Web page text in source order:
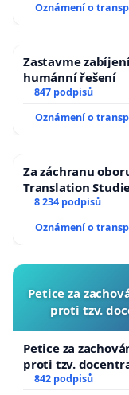
Oznámení o
Zastavme
humánní řešení
847 podpisů
Oznámení o
Za záchranu
Translation
University
8 234 podpisů
Oznámení o
Petice za
proti tzv.
Petice za
proti tzv.
842 podpisů